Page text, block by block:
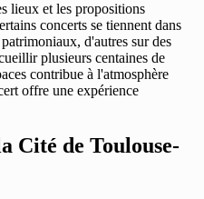
lieux et les propositions
concerts se tiennent dans
d'autres sur des
plusieurs centaines de
contribue à l'atmosphère
offre une expérience
Cité de Toulouse-